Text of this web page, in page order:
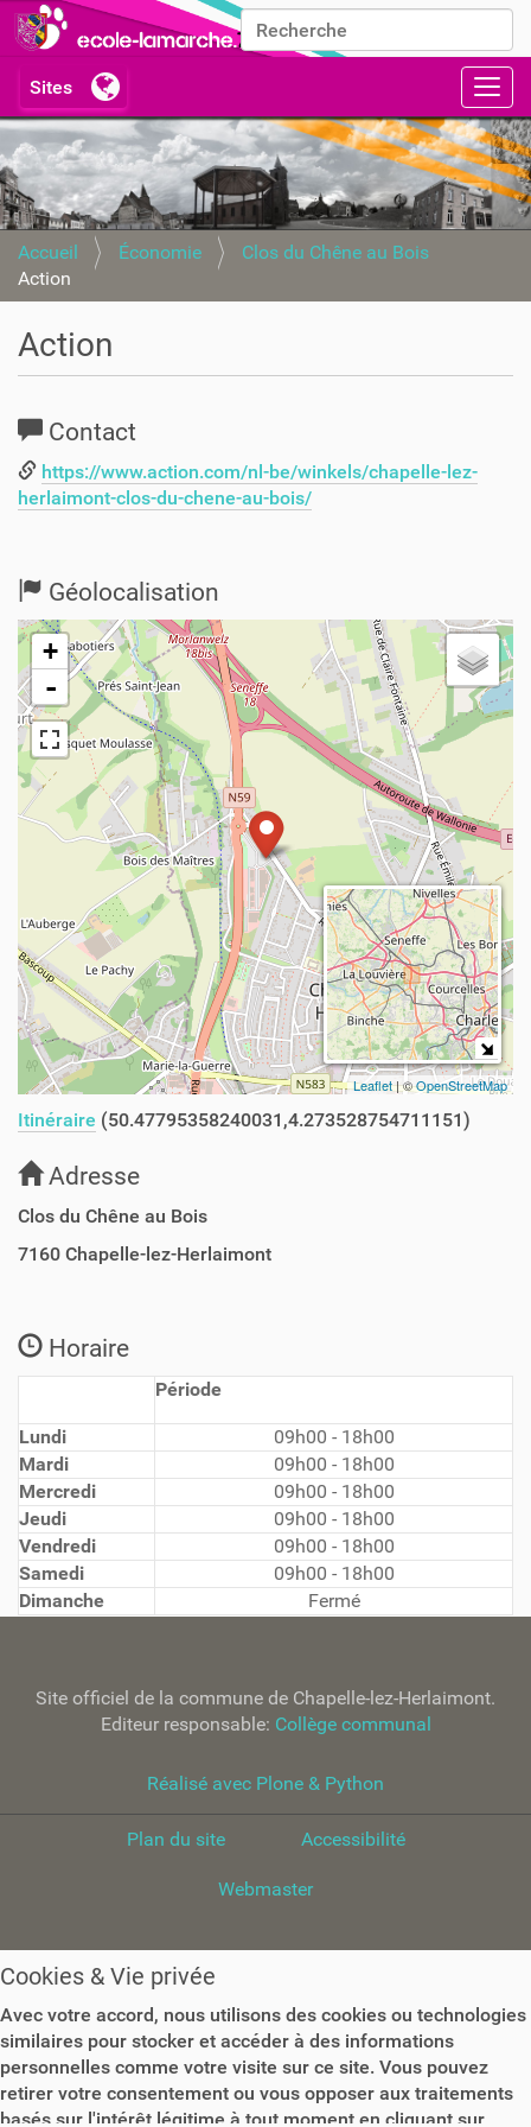
Chercher par
Recherche avancée…
Accueil Économie
Clos du Chêne au Bois
Action
Action
Contact
https://www.action.com/nl-be/winkels/chapelle-lez-
herlaimont-clos-du-chene-au-bois/
Géolocalisation
+
-
Leaflet| ©OpenStreetMap
Itinéraire (50.47795358240031,4.273528754711151)
Adresse
Clos du Chêne au Bois
7160 Chapelle-lez-Herlaimont
Horaire
Période
Lundi
09h00 - 18h00
Mardi
09h00 - 18h00
Mercredi
09h00 - 18h00
Jeudi
09h00 - 18h00
Vendredi
09h00 - 18h00
Samedi
09h00 - 18h00
Dimanche
Fermé
Site officiel de la commune de Chapelle-lez-Herlaimont.
Editeur responsable: Collège communal
Réalisé avec Plone & Python
Plan du site Accessibilité
Webmaster
Cookies & Vie privée
Avec votre accord, nous utilisons des cookies ou technologies
similaires pour stocker et accéder à des informations
personnelles comme votre visite sur ce site. Vous pouvez
retirer votre consentement ou vous opposer aux traitements
basés sur l'intérêt légitime à tout moment en cliquant sur